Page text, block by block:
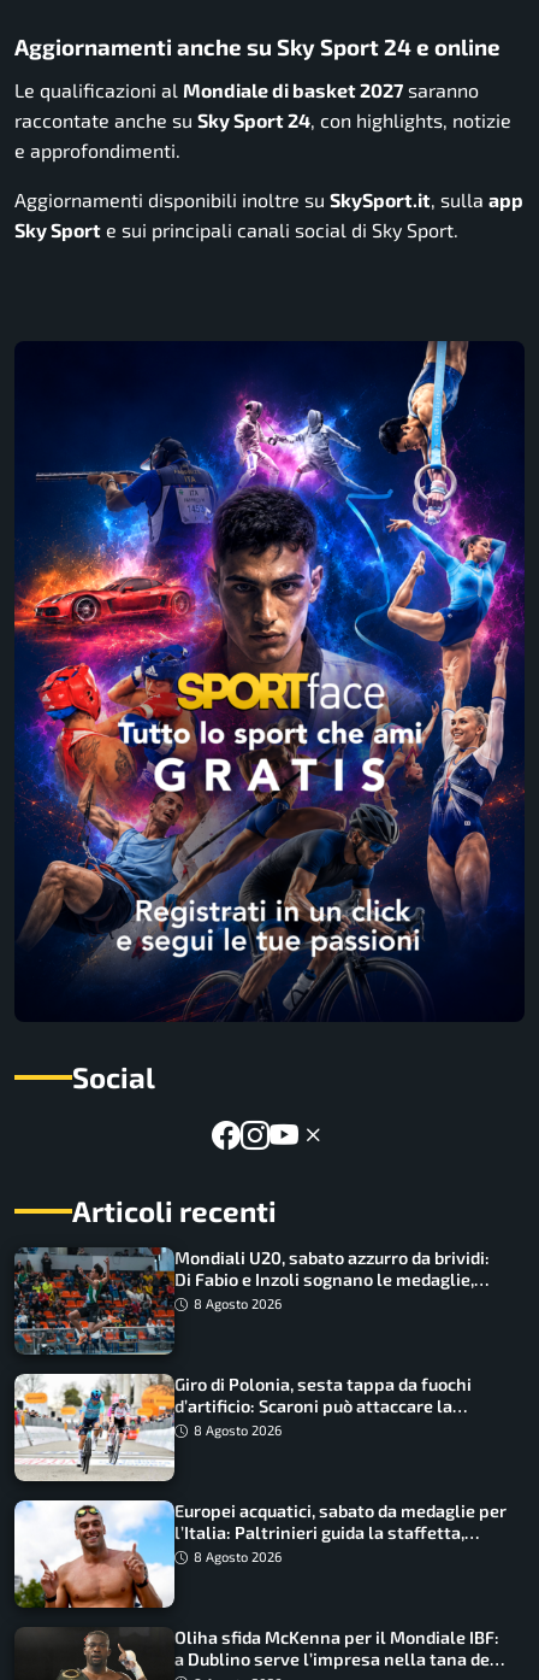
Aggiornamenti anche su Sky Sport 24 e online
Le qualificazioni al Mondiale di basket 2027 saranno
raccontate anche su Sky Sport 24 , con highlights, notizie
e approfondimenti.
Aggiornamenti disponibili inoltre su SkySport.it , sulla app
Sky Sport e sui principali canali social di Sky Sport.
Social
Articoli recenti
Mondiali U20, sabato azzurro da brividi:
Di Fabio e Inzoli sognano le medaglie,
Castellani e Succo in finale
8 Agosto 2026
Giro di Polonia, sesta tappa da fuochi
d’artificio: Scaroni può attaccare la
maglia di Lemmen
8 Agosto 2026
Europei acquatici, sabato da medaglie per
l’Italia: Paltrinieri guida la staffetta,
Barnabà sogna l’oro dalle grandi altezze
8 Agosto 2026
Oliha sfida McKenna per il Mondiale IBF:
a Dublino serve l’impresa nella tana del